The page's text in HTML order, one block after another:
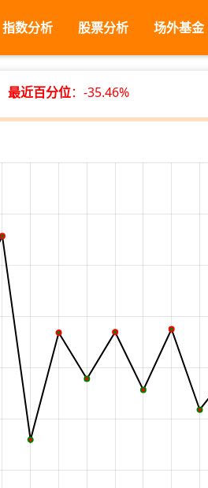
指数分析 股票分析 场外基金
最近百分位：-35.46%